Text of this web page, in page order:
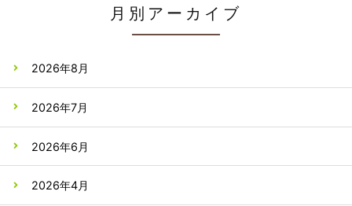
月別アーカイブ
2026年8月
2026年7月
2026年6月
2026年4月